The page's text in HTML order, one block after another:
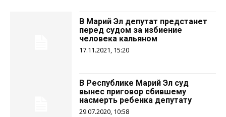
В Марий Эл депутат предстанет
перед судом за избиение
человека кальяном
17.11.2021, 15:20
В Республике Марий Эл суд
вынес приговор сбившему
насмерть ребенка депутату
29.07.2020, 10:58